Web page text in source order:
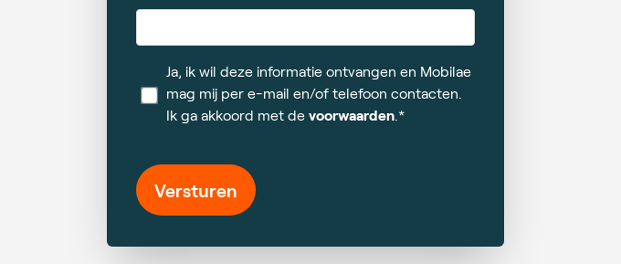
Ja, ik wil deze informatie ontvangen en Mobilae
mag mij per e-mail en/of telefoon contacten.
Ik ga akkoord met de voorwaarden.*
Versturen